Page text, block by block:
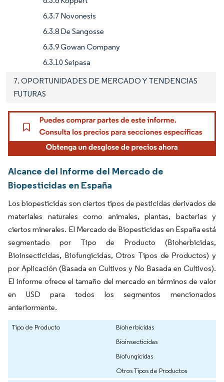
6.3.7 Novonesis
6.3.8 De Sangosse
6.3.9 Gowan Company
6.3.10 Seipasa
7. OPORTUNIDADES DE MERCADO Y TENDENCIAS
FUTURAS
Alcance del Informe del Mercado de
Biopesticidas en España
Los biopesticidas son ciertos tipos de pesticidas derivados de
materiales naturales como animales, plantas, bacterias y
ciertos minerales. El Mercado de Biopesticidas en España está
segmentado por Tipo de Producto (Bioherbicidas,
Bioinsecticidas, Biofungicidas, Otros Tipos de Productos) y
por Aplicación (Basada en Cultivos y No Basada en Cultivos).
El informe ofrece el tamaño del mercado en términos de valor
en USD para todos los segmentos mencionados
anteriormente.
Tipo de Producto
Bioherbicidas
Bioinsecticidas
Biofungicidas
Otros Tipos de Productos